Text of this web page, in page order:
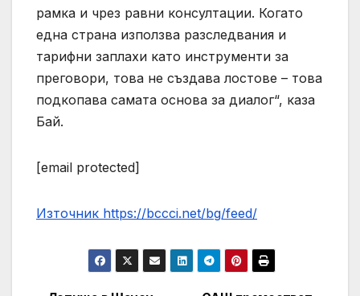
рамка и чрез равни консултации. Когато
една страна използва разследвания и
тарифни заплахи като инструменти за
преговори, това не създава лостове – това
подкопава самата основа за диалог“, каза
Бай.
[email protected]
Източник https://bccci.net/bg/feed/